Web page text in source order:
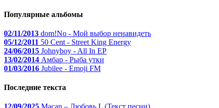
Популярные альбомы
02/11/2013 dom!No - Мой выбор ненавидеть
05/12/2011 50 Cent - Street King Energy
24/06/2015 Johnyboy - All In EP
13/02/2014 Амбар - Рыба утки
01/03/2016 Jubilee - Emoji FM
Последние текста